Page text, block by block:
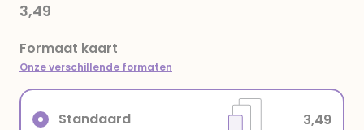
3,49
Formaat kaart
Onze verschillende formaten
Standaard 3,49